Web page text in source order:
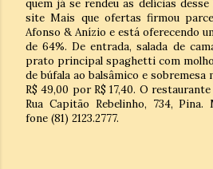
quem já se rendeu as delícias
site Mais que ofertas firmou
Afonso & Anízio e está oferecendo
de 64%. De entrada, salada de
prato principal spaghetti com
de búfala ao balsâmico e sobremesa
R$ 49,00 por R$ 17,40. O
Rua Capitão Rebelinho, 734,
fone (81) 2123.2777.